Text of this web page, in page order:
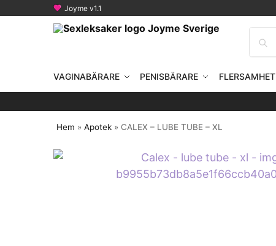
Joyme v1.1
VAGINABÄRARE PENISBÄRARE FLERSAMHET
Hem »Apotek » CALEX – LUBE TUBE – XL